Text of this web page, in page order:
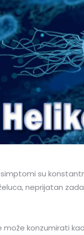
su
neprijatan
konzumirati